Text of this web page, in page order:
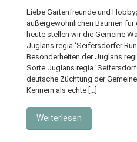
Liebe Gartenfreunde und
außergewöhnlichen Bäumen für
heute stellen wir die Gemeine
Juglans regia ‘Seifersdorfer
Besonderheiten der Juglans
Sorte Juglans regia
deutsche Züchtung der
Kennern als echte […]
Weiterlesen